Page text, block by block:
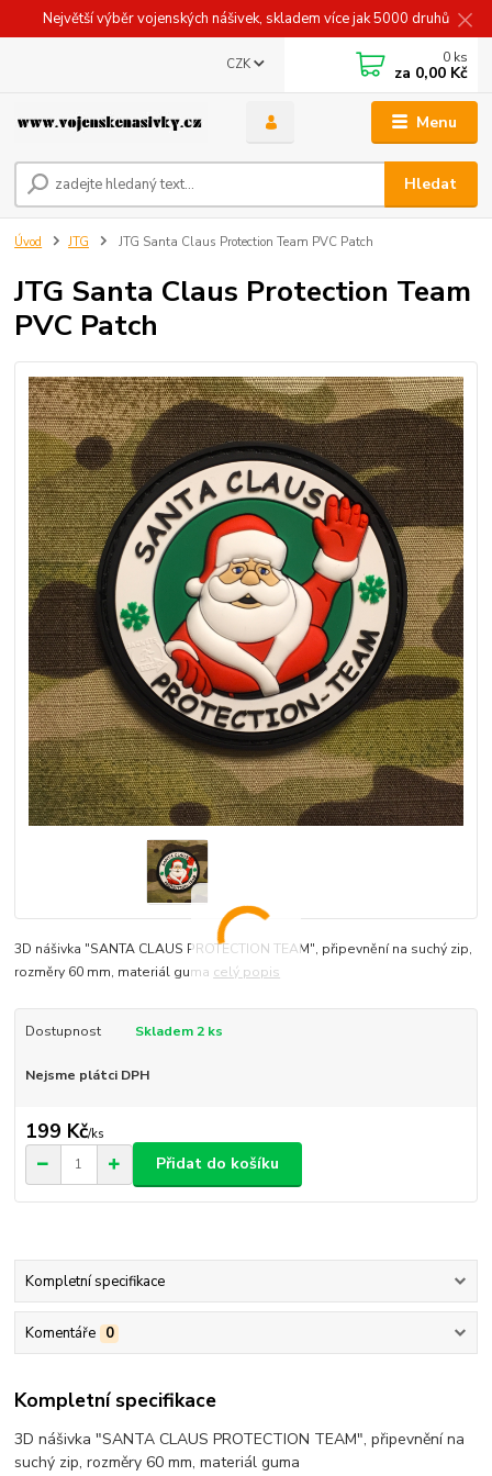
Největší výběr vojenských nášivek, skladem více jak 5000 druhů
Menu
CZK
Hledat
0 ks
za 0,00 Kč
Úvod JTG JTG Santa Claus Protection Team PVC Patch
JTG Santa Claus Protection Team
PVC Patch
3D nášivka "SANTA CLAUS PROTECTION TEAM", připevnění na suchý zip,
rozměry 60 mm, materiál guma celý popis
Dostupnost Skladem 2 ks
Nejsme plátci DPH
199 Kč/ks
Přidat do košíku
Kompletní specifikace
Komentáře 0
Kompletní specifikace
3D nášivka "SANTA CLAUS PROTECTION TEAM", připevnění na
suchý zip, rozměry 60 mm, materiál guma